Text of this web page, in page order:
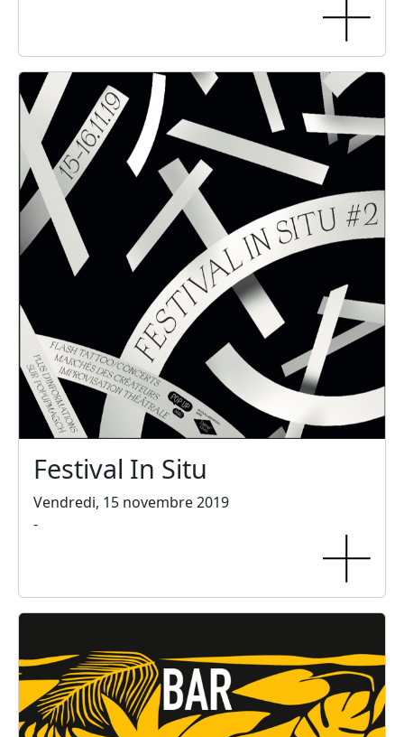
Festival In Situ
Vendredi, 15 novembre 2019
-